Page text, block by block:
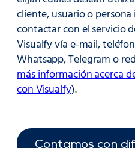
cliente, usuario o
contactar con el servicio
Visualfy vía e-mail,
Whatsapp, Telegram o
más información acerca
con Visualfy).
Contamos con